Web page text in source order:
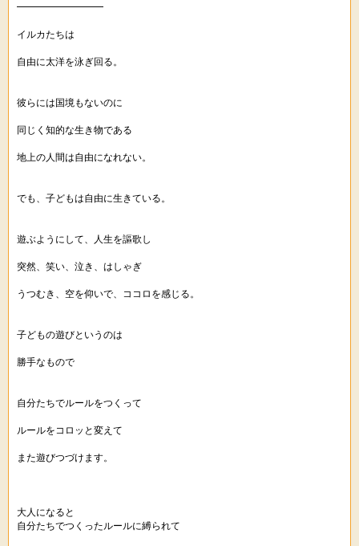
━━━━━━━━━
イルカたちは
自由に太洋を泳ぎ回る。
彼らには国境もないのに
同じく知的な生き物である
地上の人間は自由になれない。
でも、子どもは自由に生きている。
遊ぶようにして、人生を謳歌し
突然、笑い、泣き、はしゃぎ
うつむき、空を仰いで、ココロを感じる。
子どもの遊びというのは
勝手なもので
自分たちでルールをつくって
ルールをコロッと変えて
また遊びつづけます。
大人になると
自分たちでつくったルールに縛られて